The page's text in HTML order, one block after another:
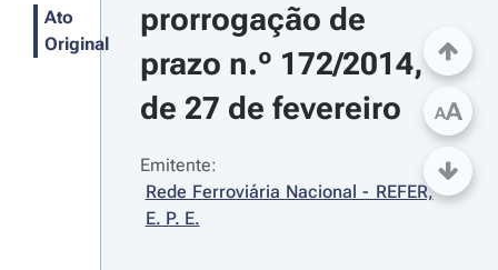
Ato
Original
prorrogação de
prazo n.º 172/2014,
de 27 de fevereiro
Emitente:
Rede Ferroviária Nacional - REFER,
E. P. E.
AA